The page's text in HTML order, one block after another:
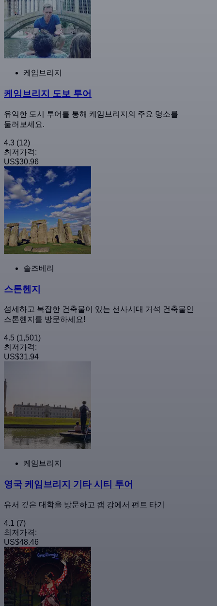
케임브리지
케임브리지 도보 투어
유익한 도시 투어를 통해 케임브리지의 주요 명소를
둘러보세요.
4.3 (12)
최저가격:
US$30.96
솔즈베리
스톤헨지
섬세하고 복잡한 건축물이 있는 선사시대 거석 건축물인
스톤헨지를 방문하세요!
4.5 (1,501)
최저가격:
US$31.94
케임브리지
영국 케임브리지 기타 시티 투어
유서 깊은 대학을 방문하고 캠 강에서 펀트 타기
4.1 (7)
최저가격:
US$48.46